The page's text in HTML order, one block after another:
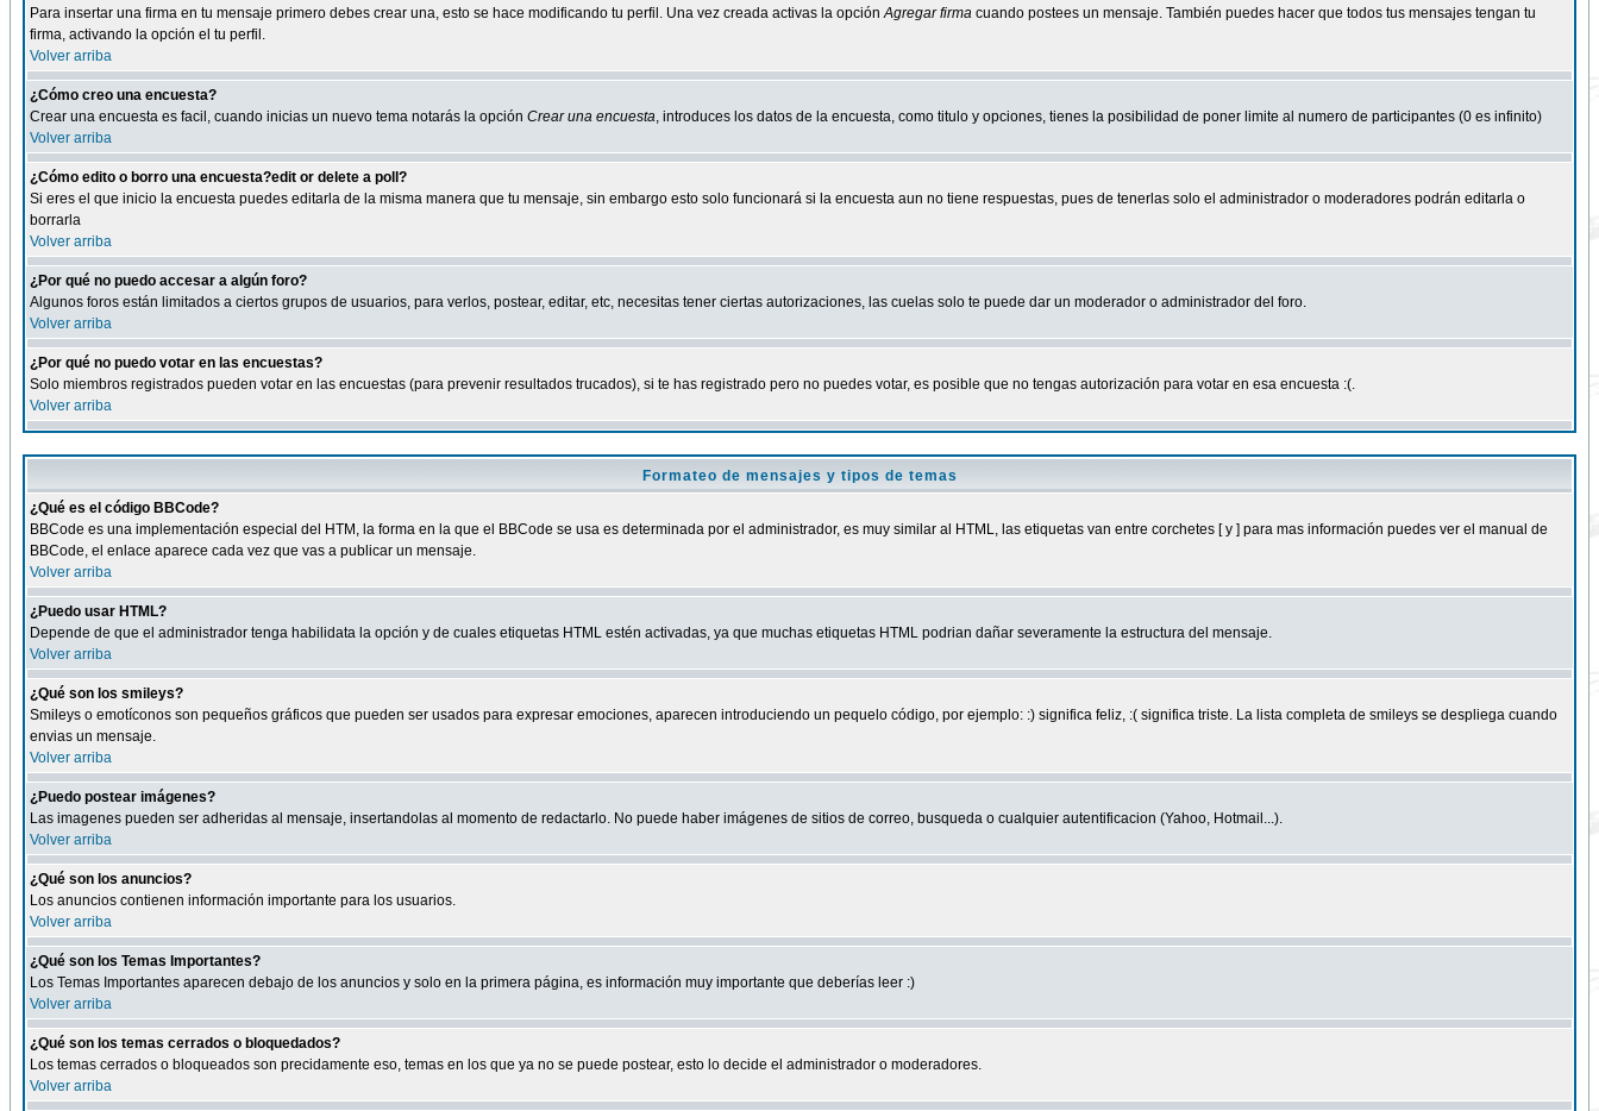
Para insertar una firma en tu mensaje primero debes crear una, esto se hace modificando tu perfil. Una vez creada activas la opciónAgregar firma cuando postees un mensaje. También puedes hacer que todos tus mensajes tengan tu
firma, activando la opción el tu perfil.
Volver arriba
¿Cómo creo una encuesta?
Crear una encuesta es facil, cuando inicias un nuevo tema notarás la opción Crear una encuesta, introduces los datos de la encuesta, como titulo y opciones, tienes la posibilidad de poner limite al numero de participantes (0 es infinito)
Volver arriba
¿Cómo edito o borro una encuesta?edit or delete a poll?
Si eres el que inicio la encuesta puedes editarla de la misma manera que tu mensaje, sin embargo esto solo funcionará si la encuesta aun no tiene respuestas, pues de tenerlas solo el administrador o moderadores podrán editarla o
borrarla
Volver arriba
¿Por qué no puedo accesar a algún foro?
Algunos foros están limitados a ciertos grupos de usuarios, para verlos, postear, editar, etc, necesitas tener ciertas autorizaciones, las cuelas solo te puede dar un moderador o administrador del foro.
Volver arriba
¿Por qué no puedo votar en las encuestas?
Solo miembros registrados pueden votar en las encuestas (para prevenir resultados trucados), si te has registrado pero no puedes votar, es posible que no tengas autorización para votar en esa encuesta :(.
Volver arriba
Formateo de mensajes y tipos de temas
¿Qué es el código BBCode?
BBCode es una implementación especial del HTM, la forma en la que el BBCode se usa es determinada por el administrador, es muy similar al HTML, las etiquetas van entre corchetes [ y ] para mas información puedes ver el manual de
BBCode, el enlace aparece cada vez que vas a publicar un mensaje.
Volver arriba
¿Puedo usar HTML?
Depende de que el administrador tenga habilidata la opción y de cuales etiquetas HTML estén activadas, ya que muchas etiquetas HTML podrian dañar severamente la estructura del mensaje.
Volver arriba
¿Qué son los smileys?
Smileys o emotíconos son pequeños gráficos que pueden ser usados para expresar emociones, aparecen introduciendo un pequelo código, por ejemplo: :) significa feliz, :( significa triste. La lista completa de smileys se despliega cuando
envias un mensaje.
Volver arriba
¿Puedo postear imágenes?
Las imagenes pueden ser adheridas al mensaje, insertandolas al momento de redactarlo. No puede haber imágenes de sitios de correo, busqueda o cualquier autentificacion (Yahoo, Hotmail...).
Volver arriba
¿Qué son los anuncios?
Los anuncios contienen información importante para los usuarios.
Volver arriba
¿Qué son los Temas Importantes?
Los Temas Importantes aparecen debajo de los anuncios y solo en la primera página, es información muy importante que deberías leer :)
Volver arriba
¿Qué son los temas cerrados o bloquedados?
Los temas cerrados o bloqueados son precidamente eso, temas en los que ya no se puede postear, esto lo decide el administrador o moderadores.
Volver arriba